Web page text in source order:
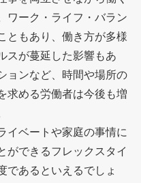
ワーク・ライフ・バラン
ともあり、働き方が多様
スが蔓延した影響もあ
ョンなど、時間や場所の
求める労働者は今後も増
イベートや家庭の事情に
ができるフレックスタイ
であるといえるでしょ